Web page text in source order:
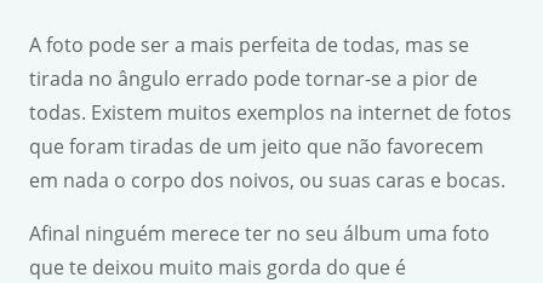
A foto pode ser a mais perfeita de todas, mas se
tirada no ângulo errado pode tornar-se a pior de
todas. Existem muitos exemplos na internet de fotos
que foram tiradas de um jeito que não favorecem
em nada o corpo dos noivos, ou suas caras e bocas.
Afinal ninguém merece ter no seu álbum uma foto
que te deixou muito mais gorda do que é